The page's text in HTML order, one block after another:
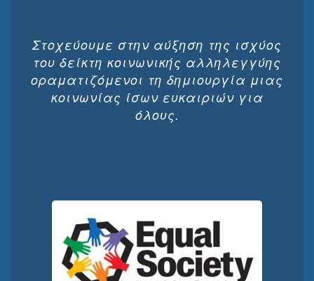
Στοχεύουμε στην αύξηση της ισχύος
του δείκτη κοινωνικής αλληλεγγύης
οραματιζόμενοι τη δημιουργία μιας
κοινωνίας ίσων ευκαιριών για
όλους.